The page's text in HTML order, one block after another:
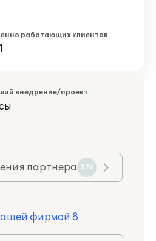
работающих клиентов
внедрение/проект
партнера 576
фирмой 8